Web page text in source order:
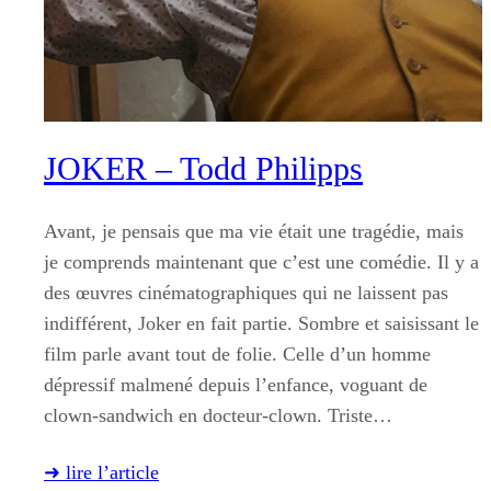
JOKER – Todd Philipps
Avant, je pensais que ma vie était une tragédie, mais
je comprends maintenant que c’est une comédie. Il y a
des œuvres cinématographiques qui ne laissent pas
indifférent, Joker en fait partie. Sombre et saisissant le
film parle avant tout de folie. Celle d’un homme
dépressif malmené depuis l’enfance, voguant de
clown-sandwich en docteur-clown. Triste…
➜ lire l’article